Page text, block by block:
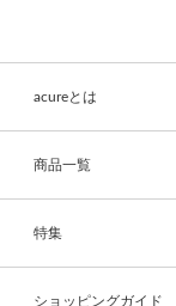
acureとは
商品一覧
特集
ショッピングガイド